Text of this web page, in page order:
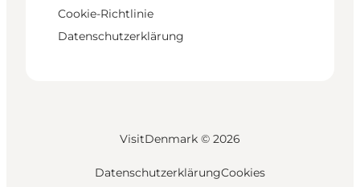
Cookie-Richtlinie
Datenschutzerklärung
VisitDenmark © 2026
DatenschutzerklärungCookies